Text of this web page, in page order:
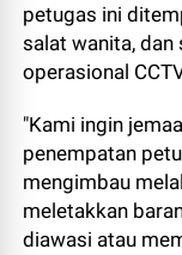
petugas ini
salat wanita,
operasional
"Kami ingin
penempatan
mengimbau
meletakkan
diawasi atau